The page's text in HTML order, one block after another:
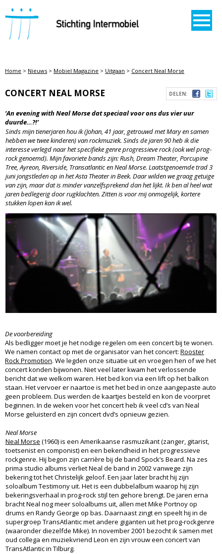
STICHTING INTERMOBIEL
Home > Nieuws > Mobiel Magazine > Uitgaan > Concert Neal Morse
DELEN:
CONCERT NEAL MORSE
‘An evening with Neal Morse dat speciaal voor ons dus vier uur
duurde…?!’
Sinds mijn tienerjaren hou ik (Johan, 41 jaar, getrouwd met Mary en samen
hebben we twee kinderen) van rockmuziek. Sinds de jaren 90 heb ik die
interesse verlegd naar het specifieke genre progressieve rock (ook wel prog-
rock genoemd). Mijn favoriete bands zijn: Rush, Dream Theater, Porcupine
Tree, Ayreon, Riverside, Transatlantic en Neal Morse. Laatstgenoemde trad 3
juni jongstleden op in het Asta Theater in Beek. Daar wilden we graag getuige
van zijn, maar dat is minder vanzelfsprekend dan het lijkt. Ik ben al heel wat
jaren bedlegerig door rugklachten. Zitten is voor mij onmogelijk, kortere
stukken lopen kan ik wel.
De voorbereiding
Als bedligger moet je het nodige regelen om een concert bij te wonen.
We namen contact op met de organisator van het concert: Rooster
Rock Promotion. We legden onze situatie uit en vroegen hen of we het
concert konden bijwonen. Niet veel later kwam het verlossende
bericht dat we welkom waren. Het bed kon via een lift op het balkon
staan. Het vervoer er naartoe is met het bed in onze aangepaste auto
geen probleem. Dus werden de kaartjes besteld en kon de voorpret
beginnen. In de weken voor het concert heb ik veel cd’s van Neal
Morse geluisterd en zijn concert dvd’s opnieuw gezien.
Neal Morse
Neal Morse (1960) is een Amerikaanse rasmuzikant (zanger, gitarist,
toetsenist en componist) en een bekendheid in het progressieve
rockgenre. Hij begon zijn carrière bij de band Spock’s Beard. Na zes
prima studio albums verliet Neal de band in 2002 vanwege zijn
bekering tot het Christelijk geloof. Een jaar later bracht hij zijn
soloalbum Testimony uit. Het is een dubbelalbum waarop hij zijn
bekeringsverhaal in prog-rock stijl ten gehore brengt. De jaren erna
bracht Neal nog meer soloalbums uit, allen met Mike Portnoy op
drums en Randy George op bas. Daarnaast zingt en speelt hij in de
supergroep TransAtlantic met andere giganten uit het prog-rockgenre
(waaronder diezelfde Mike). In november 2001 bezocht ik samen met
oud collega en muziekvriend Leon en zijn vrouw een concert van
TransAtlantic in Tilburg.